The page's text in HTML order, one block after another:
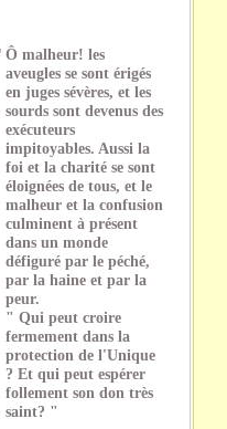
Ô malheur! les
aveugles se sont érigés
en juges sévères, et les
sourds sont devenus des
exécuteurs
impitoyables. Aussi la
foi et la charité se sont
éloignées de tous, et le
malheur et la confusion
culminent à présent
dans un monde
défiguré par le péché,
par la haine et par la
peur.
" Qui peut croire
fermement dans la
protection de l'Unique
? Et qui peut espérer
follement son don très
saint? "